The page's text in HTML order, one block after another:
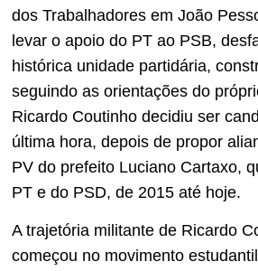
dos Trabalhadores em João
levar o apoio do PT ao PSB,
histórica unidade partidária,
seguindo as orientações do
Ricardo Coutinho decidiu ser
última hora, depois de propor
PV do prefeito Luciano Cartaxo,
PT e do PSD, de 2015 até hoje.
A trajetória militante de Ricardo
começou no movimento